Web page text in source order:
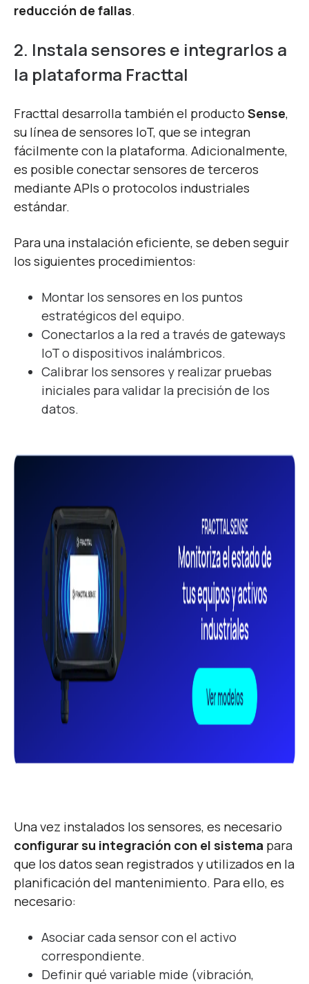
reducción de fallas.
2. Instala sensores e integrarlos a
la plataforma Fracttal
Fracttal desarrolla también el producto Sense,
su línea de sensores IoT, que se integran
fácilmente con la plataforma. Adicionalmente,
es posible conectar sensores de terceros
mediante APIs o protocolos industriales
estándar.
Para una instalación eficiente, se deben seguir
los siguientes procedimientos:
Montar los sensores en los puntos
estratégicos del equipo.
Conectarlos a la red a través de gateways
IoT o dispositivos inalámbricos.
Calibrar los sensores y realizar pruebas
iniciales para validar la precisión de los
datos.
Una vez instalados los sensores, es necesario
configurar su integración con el sistema para
que los datos sean registrados y utilizados en la
planificación del mantenimiento. Para ello, es
necesario:
Asociar cada sensor con el activo
correspondiente.
Definir qué variable mide (vibración,